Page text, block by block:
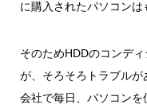
に購入されたパソコンは
そのためHDDのコンデ
が、そろそろトラブル
会社で毎日、パソコン